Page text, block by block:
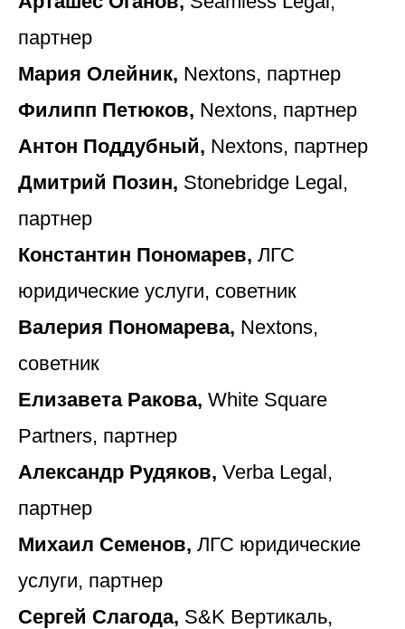
партнер
Мария Олейник, Nextons, партнер
Филипп Петюков, Nextons, партнер
Антон Поддубный, Nextons, партнер
Дмитрий Позин, Stonebridge Legal,
партнер
Константин Пономарев, ЛГС
юридические услуги, советник
Валерия Пономарева, Nextons,
советник
Елизавета Ракова, White Square
Partners, партнер
Александр Рудяков, Verba Legal,
партнер
Михаил Семенов, ЛГС юридические
услуги, партнер
Сергей Слагода, S&K Вертикаль,